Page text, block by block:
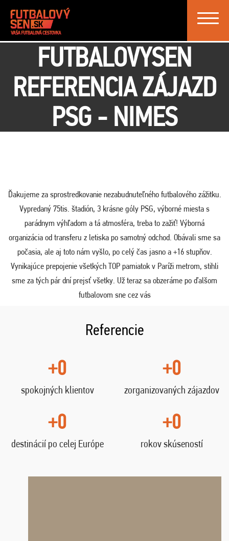
Toggle
FUTBALOVYSEN
REFERENCIA ZÁJAZD
PSG - NIMES
Ďakujeme za sprostredkovanie nezabudnuteľného futbalového zážitku.
Vypredaný 75tis. štadión, 3 krásne góly PSG, výborné miesta s
parádnym výhľadom a tá atmosféra, treba to zažiť! Výborná
organizácia od transferu z letiska po samotný odchod. Obávali sme sa
počasia, ale aj toto nám vyšlo, po celý čas jasno a +16 stupňov.
Vynikajúce prepojenie všetkých TOP pamiatok v Paríži metrom, stihli
sme za tých pár dní prejsť všetky. Už teraz sa obzeráme po ďalšom
futbalovom sne cez vás
Referencie
+0
spokojných klientov
+0
zorganizovaných zájazdov
+0
destinácií po celej Európe
+0
rokov skúseností